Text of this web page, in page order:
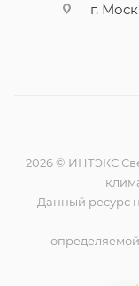
г.
2026 © ИНТЭКС
Данный ресурс